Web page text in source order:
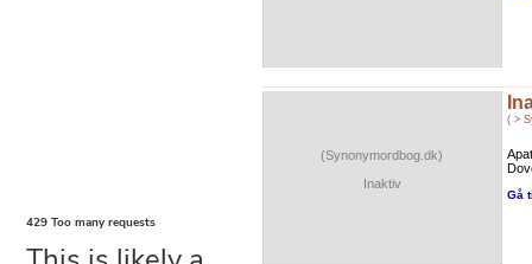
(Synonymordbog.dk)
Inaktiv
( >
Gå